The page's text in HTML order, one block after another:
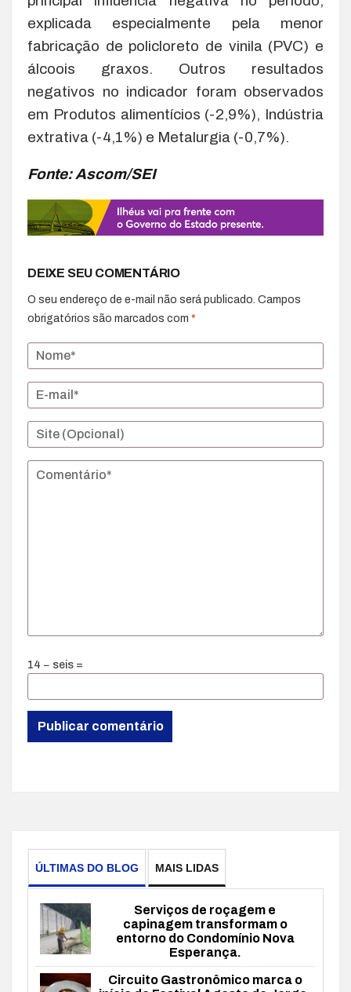
explicada especialmente pela menor
fabricação de policloreto de vinila (PVC) e
álcoois graxos. Outros resultados
negativos no indicador foram observados
em Produtos alimentícios (-2,9%), Indústria
extrativa (-4,1%) e Metalurgia (-0,7%).
Fonte: Ascom/SEI
DEIXE SEU COMENTÁRIO
O seu endereço de e-mail não será publicado. Campos
obrigatórios são marcados com *
14 − seis =
ÚLTIMAS DO BLOG MAIS LIDAS
Serviços de roçagem e
capinagem transformam o
entorno do Condomínio Nova
Esperança.
Circuito Gastronômico marca o